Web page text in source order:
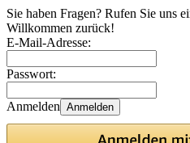
Sie haben Fragen? Rufen Sie uns
Willkommen zurück!
E-Mail-Adresse:
Passwort:
Anmelden Anmelden